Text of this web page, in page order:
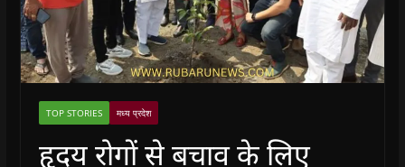
TOP STORIES मध्य प्रदेश
हृदय रोगों से बचाव के लिए